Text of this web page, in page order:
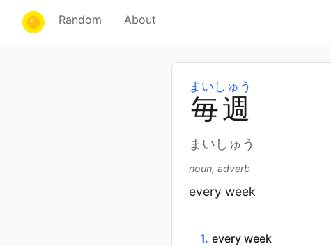
Random About
毎週
まいしゅう
まいしゅう
noun, adverb
every week
1. every week